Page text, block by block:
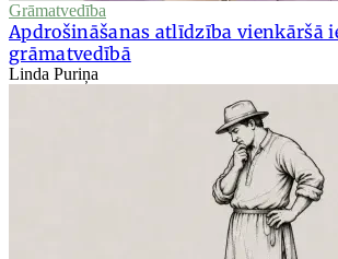
Grāmatvedība
Apdrošināšanas atlīdzība vienkāršā
grāmatvedībā
Linda Puriņa